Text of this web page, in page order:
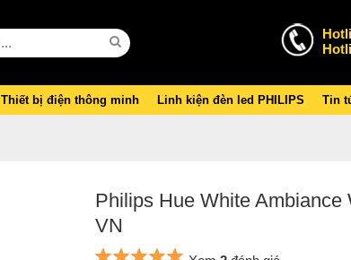
Thiết bị điện thông minh Linh kiện đèn led PHILIPS Tin
Philips Hue White Ambiance
VN